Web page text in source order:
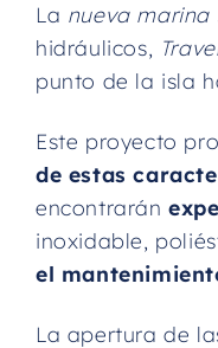
La nueva marina
hidráulicos,
punto de la isla
Este proyecto
de estas
encontrarán
inoxidable,
el
La apertura de